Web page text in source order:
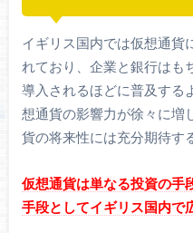
イギリス国内では仮想通貨
れており、企業と銀行はも
導入されるほどに普及する
想通貨の影響力が徐々に増
貨の将来性には充分期待す
仮想通貨は単なる投資の手
手段としてイギリス国内で